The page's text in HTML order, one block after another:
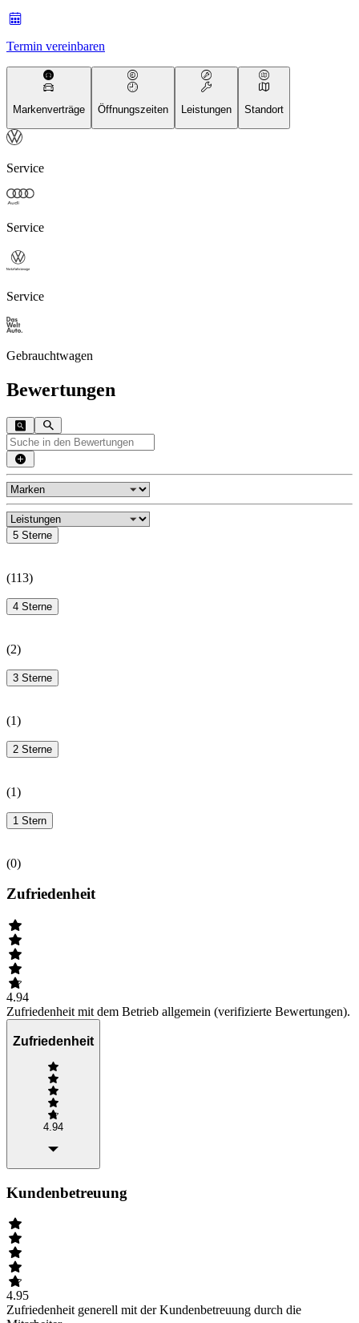
Termin vereinbaren
Markenverträge Öffnungszeiten Leistungen Standort
Service
Service
Service
Gebrauchtwagen
Bewertungen
5 Sterne
(113)
4 Sterne
(2)
3 Sterne
(1)
2 Sterne
(1)
1 Stern
(0)
Zufriedenheit
4.94
Zufriedenheit mit dem Betrieb allgemein (verifizierte Bewertungen).
Zufriedenheit
4.94
Kundenbetreuung
4.95
Zufriedenheit generell mit der Kundenbetreuung durch die